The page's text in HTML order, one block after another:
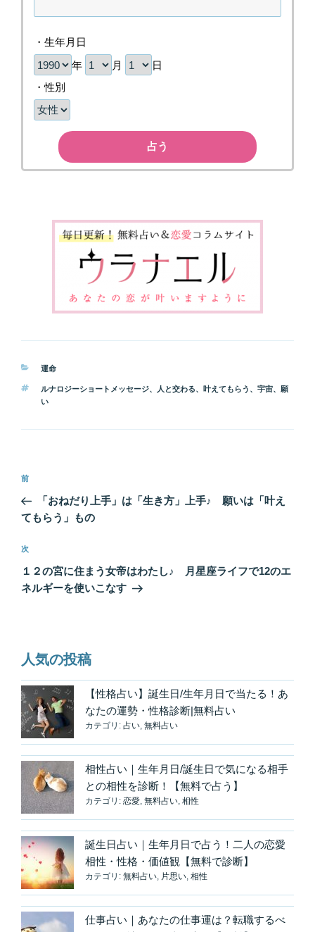
・生年月日
年
月
日
・性別
占う
カ
ゴ
リ
運命
タ
グ
ルナロジーショートメッセージ、 人と交わる、 叶えてもらう 、 宇宙、 願
い
投
ナ
ゲ
ー
シ
前
の
投
前
「おねだり上手」は「生き方」上手♪ 願いは「叶え
てもらう」もの
次
の
投
次
１２の宮に住まう女帝はわたし♪ 月星座ライフで12のエ
ネルギーを使いこなす
人気の投稿
【性格占い】誕生日/生年月日で当たる！あ
なたの運勢・性格診断|無料占い
カテゴリ: 占い, 無料占い
相性占い｜生年月日/誕生日で気になる相手
との相性を診断！【無料で占う】
カテゴリ: 恋愛, 無料占い, 相性
誕生日占い｜生年月日で占う！二人の恋愛
相性・性格・価値観【無料で診断】
カテゴリ: 無料占い, 片思い, 相性
仕事占い｜あなたの仕事運は？転職するべ